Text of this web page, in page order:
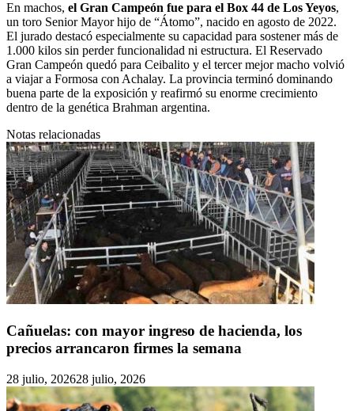
En machos, el Gran Campeón fue para el Box 44 de Los Yeyos,
un toro Senior Mayor hijo de “Átomo”, nacido en agosto de 2022.
El jurado destacó especialmente su capacidad para sostener más de
1.000 kilos sin perder funcionalidad ni estructura. El Reservado
Gran Campeón quedó para Ceibalito y el tercer mejor macho volvió
a viajar a Formosa con Achalay. La provincia terminó dominando
buena parte de la exposición y reafirmó su enorme crecimiento
dentro de la genética Brahman argentina.
Notas relacionadas
Cañuelas: con mayor ingreso de hacienda, los
precios arrancaron firmes la semana
28 julio, 202628 julio, 2026